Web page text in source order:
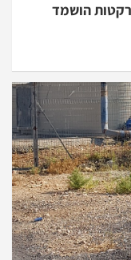
רקטות הושמד